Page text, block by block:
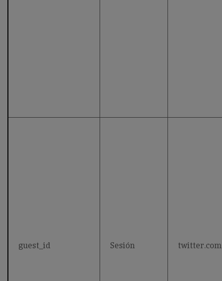
guest_id Sesión twitter.com